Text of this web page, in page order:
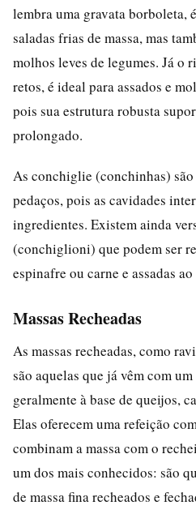
lembra uma gravata borboleta,
saladas frias de massa, mas
molhos leves de legumes. Já o
retos, é ideal para assados e
pois sua estrutura robusta
prolongado.
As conchiglie (conchinhas)
pedaços, pois as cavidades
ingredientes. Existem ainda
(conchiglioni) que podem ser
espinafre ou carne e assadas
Massas Recheadas
As massas recheadas, como
são aquelas que já vêm com
geralmente à base de queijos,
Elas oferecem uma refeição
combinam a massa com o
um dos mais conhecidos: são
de massa fina recheados e